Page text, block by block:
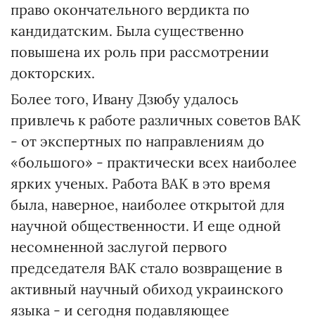
право окончательного вердикта по
кандидатским. Была существенно
повышена их роль при рассмотрении
докторских.
Более того, Ивану Дзюбу удалось
привлечь к работе различных советов ВАК
- от экспертных по направлениям до
«большого» - практически всех наиболее
ярких ученых. Работа ВАК в это время
была, наверное, наиболее открытой для
научной общественности. И еще одной
несомненной заслугой первого
председателя ВАК стало возвращение в
активный научный обиход украинского
языка - и сегодня подавляющее